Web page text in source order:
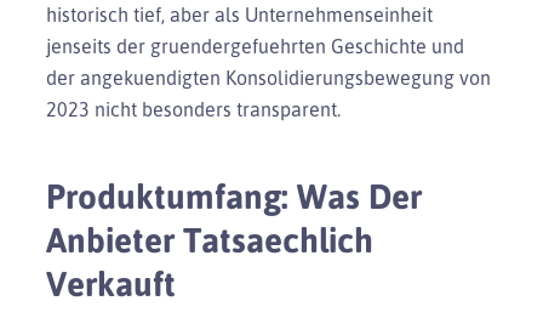
historisch tief, aber als Unternehmenseinheit
jenseits der gruendergefuehrten Geschichte und
der angekuendigten Konsolidierungsbewegung von
2023 nicht besonders transparent.
Produktumfang: Was Der
Anbieter Tatsaechlich
Verkauft